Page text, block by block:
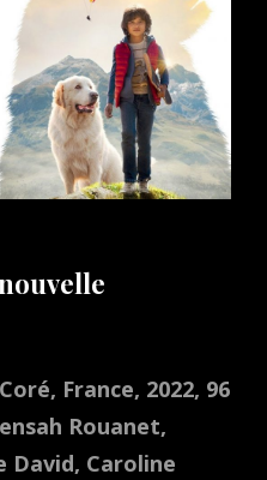
France, 2022, 96
Rouanet,
David, Caroline